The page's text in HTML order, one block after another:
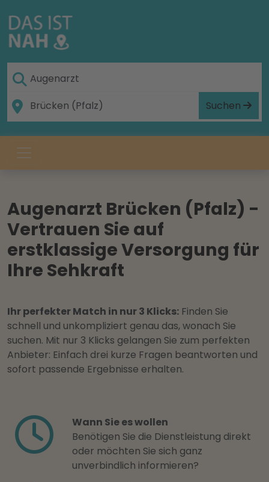
Suchen
Augenarzt Brücken (Pfalz) -
Vertrauen Sie auf
erstklassige Versorgung für
Ihre Sehkraft
Ihr perfekter Match in nur 3 Klicks: Finden Sie
schnell und unkompliziert genau das, wonach Sie
suchen. Mit nur 3 Klicks gelangen Sie zum perfekten
Anbieter: Einfach drei kurze Fragen beantworten und
sofort passende Ergebnisse erhalten.
Wann Sie es wollen
Benötigen Sie die Dienstleistung direkt
oder möchten Sie sich ganz
unverbindlich informieren?